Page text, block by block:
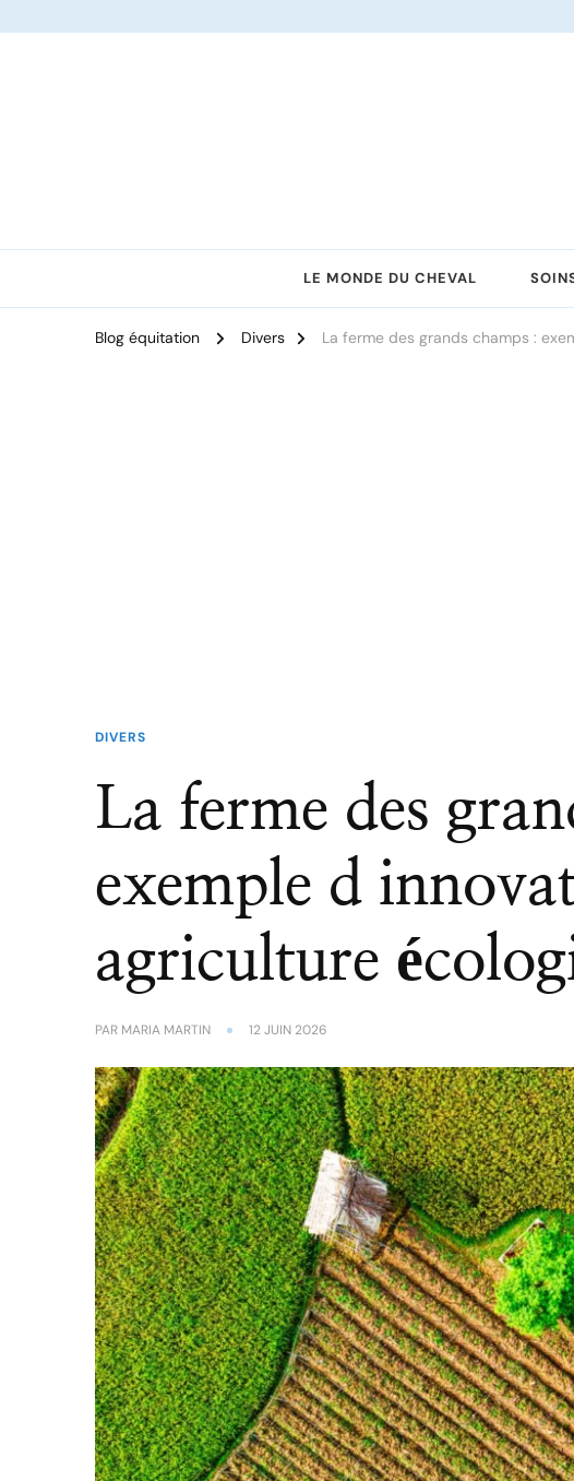
LE MONDE DU CHEVAL
Blog équitation Divers La ferme des grands champs :
DIVERS
La ferme des
exemple d
agriculture
PAR MARIA MARTIN 12 JUIN 2026